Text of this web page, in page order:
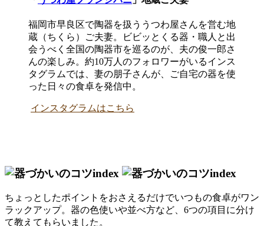
福岡市早良区で陶器を扱ううつわ屋さんを営む地
蔵（ちくら）ご夫妻。ビビッとくる器・職人と出
会うべく全国の陶器市を巡るのが、夫の俊一郎さ
んの楽しみ。約10万人のフォロワーがいるインス
タグラムでは、妻の朋子さんが、ご自宅の器を使
った日々の食卓を発信中。
インスタグラムはこちら
ちょっとしたポイントをおさえるだけでいつもの食卓がワン
ラックアップ。器の色使いや並べ方など、6つの項目に分け
て教えてもらいました。